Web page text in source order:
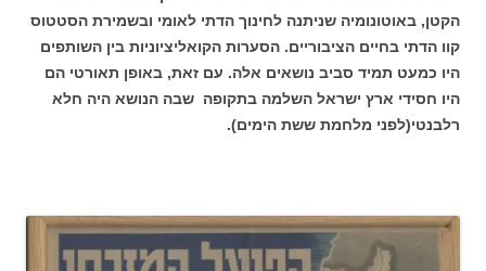
הקטן, באוטונומיה שניתנה לחינוך הדתי לאומי ובשמירת הסטטוס
קוו הדתי בחיים הציבוריים. הסערות הקואליציוניות בין השותפים
היו כמעט תמיד סביב נושאים אלה. עם זאת, באופן תאורטי הם
היו חסידי ארץ ישראל השלמה בתקופה שבה הנושא היה חלא
רלבנטי(לפני מלחמת ששת הימים).